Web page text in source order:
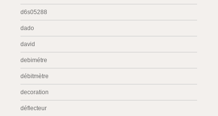
d6s05288
dado
david
debimétre
débitmètre
decoration
déflecteur